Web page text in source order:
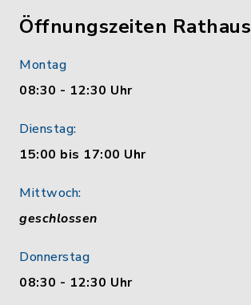
Öffnungszeiten Rathaus
Montag
08:30 - 12:30 Uhr
Dienstag:
15:00 bis 17:00 Uhr
Mittwoch:
geschlossen
Donnerstag
08:30 - 12:30 Uhr